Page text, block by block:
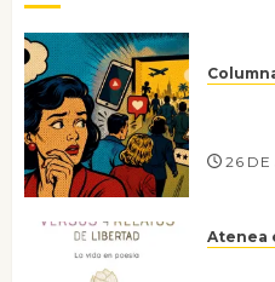
26 DE
Atenea